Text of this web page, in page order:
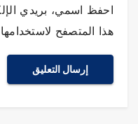
احفظ اسمي، بريدي
هذا المتصفح